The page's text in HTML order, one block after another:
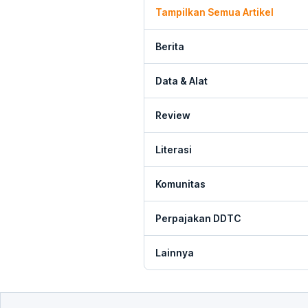
Tampilkan Semua Artikel
Berita
Data & Alat
Review
Literasi
Komunitas
Perpajakan DDTC
Lainnya